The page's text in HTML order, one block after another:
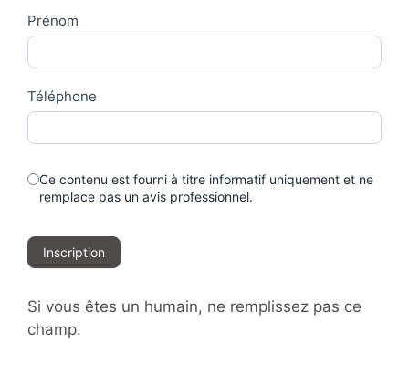
Prénom
Téléphone
Ce contenu est fourni à titre informatif uniquement et ne
remplace pas un avis professionnel.
Inscription
Si vous êtes un humain, ne remplissez pas ce
champ.